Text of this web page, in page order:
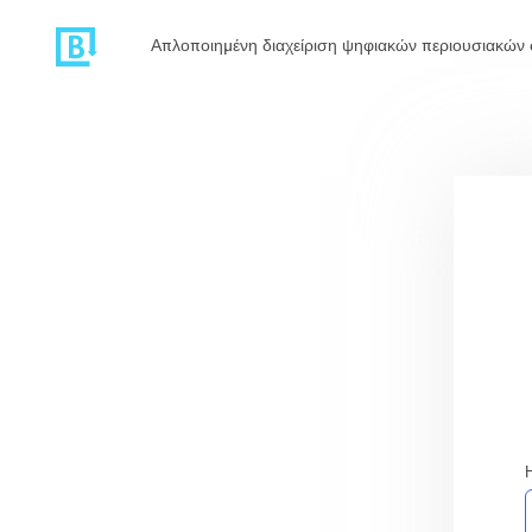
Απλοποιημένη διαχείριση ψηφιακών περιουσιακών